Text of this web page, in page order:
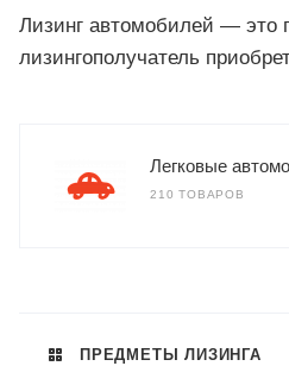
Лизинг автомобилей — это
лизингополучатель
Легковые
210 ТОВАРОВ
ПРЕДМЕТЫ ЛИЗИНГА